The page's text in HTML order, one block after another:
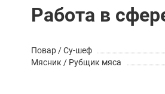
Работа в
Повар / Су-шеф
Мясник / Рубщик мяса